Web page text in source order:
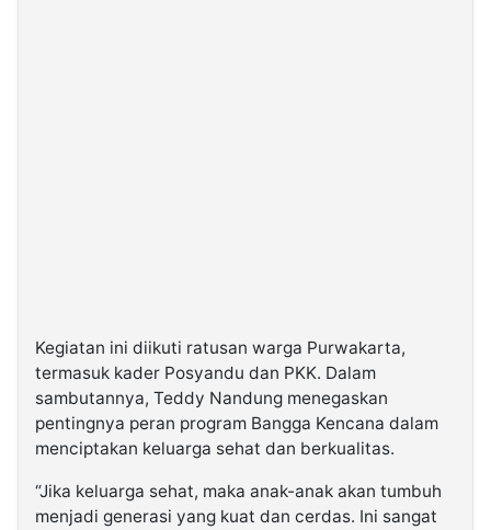
Kegiatan ini diikuti ratusan warga Purwakarta,
termasuk kader Posyandu dan PKK. Dalam
sambutannya, Teddy Nandung menegaskan
pentingnya peran program Bangga Kencana dalam
menciptakan keluarga sehat dan berkualitas.
“Jika keluarga sehat, maka anak-anak akan tumbuh
menjadi generasi yang kuat dan cerdas. Ini sangat